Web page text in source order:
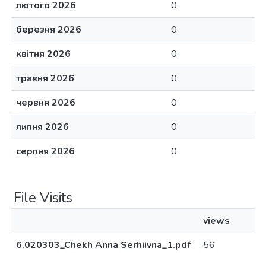
лютого 2026
0
березня 2026
0
квітня 2026
0
травня 2026
0
червня 2026
0
липня 2026
0
серпня 2026
0
File Visits
views
6.020303_Chekh Anna Serhiivna_1.pdf
56